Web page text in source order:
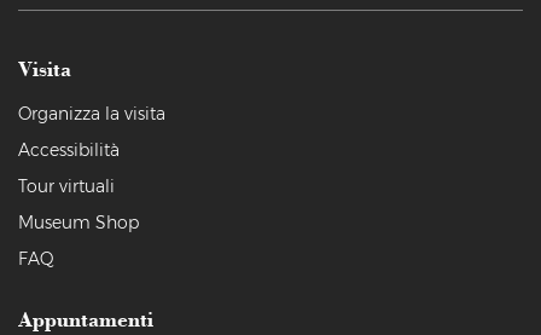
Visita
Organizza la visita
Accessibilità
Tour virtuali
Museum Shop
FAQ
Appuntamenti